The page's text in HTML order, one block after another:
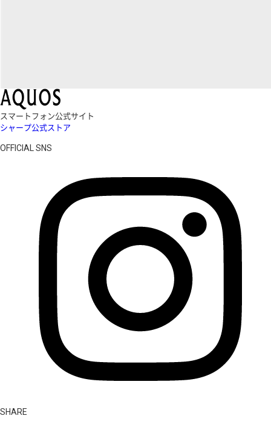
スマートフォン公式サイト
シャープ公式ストア
OFFICIAL SNS
SHARE